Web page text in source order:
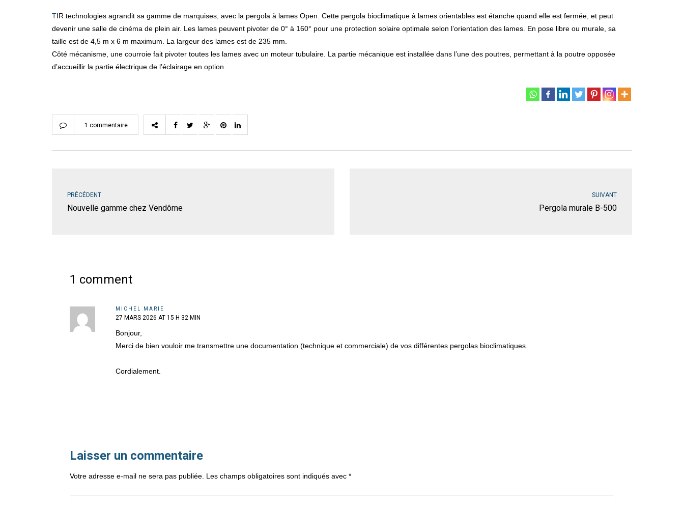
TIR technologies agrandit sa gamme de marquises, avec la pergola à lames Open. Cette pergola bioclimatique à lames orientables est étanche quand elle est fermée, et peut
devenir une salle de cinéma de plein air. Les lames peuvent pivoter de 0° à 160° pour une protection solaire optimale selon l’orientation des lames. En pose libre ou murale, sa
taille est de 4,5 m x 6 m maximum. La largeur des lames est de 235 mm.
Côté mécanisme, une courroie fait pivoter toutes les lames avec un moteur tubulaire. La partie mécanique est installée dans l’une des poutres, permettant à la poutre opposée
d’accueillir la partie électrique de l’éclairage en option.
1 commentaire
PRÉCÉDENT
Nouvelle gamme chez Vendôme
SUIVANT
Pergola murale B-500
1 comment
MICHEL MARIE
27 MARS 2026 AT 15 H 32 MIN
Bonjour,
Merci de bien vouloir me transmettre une documentation (technique et commerciale) de vos différentes pergolas bioclimatiques.
Cordialement.
Laisser un commentaire
Votre adresse e-mail ne sera pas publiée. Les champs obligatoires sont indiqués avec *